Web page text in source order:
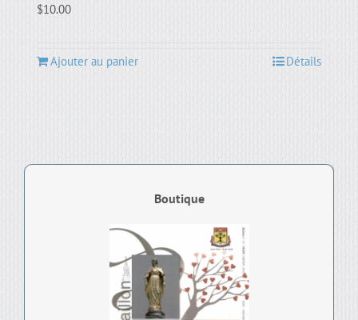
$10.00
Ajouter au panier Détails
Boutique